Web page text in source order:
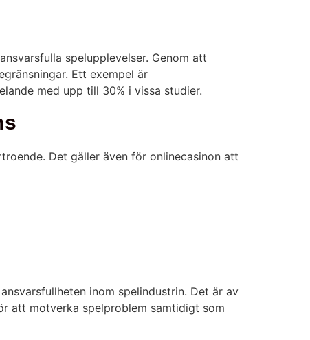
spelupplevelser. Genom att
Ett exempel är
med upp till 30% i vissa studier.
Det gäller även för onlinecasinon att
inom spelindustrin. Det är av
att motverka spelproblem samtidigt som